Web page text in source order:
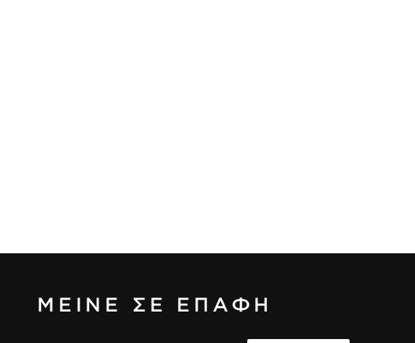
ΜΕΙΝΕ ΣΕ ΕΠΑΦΗ